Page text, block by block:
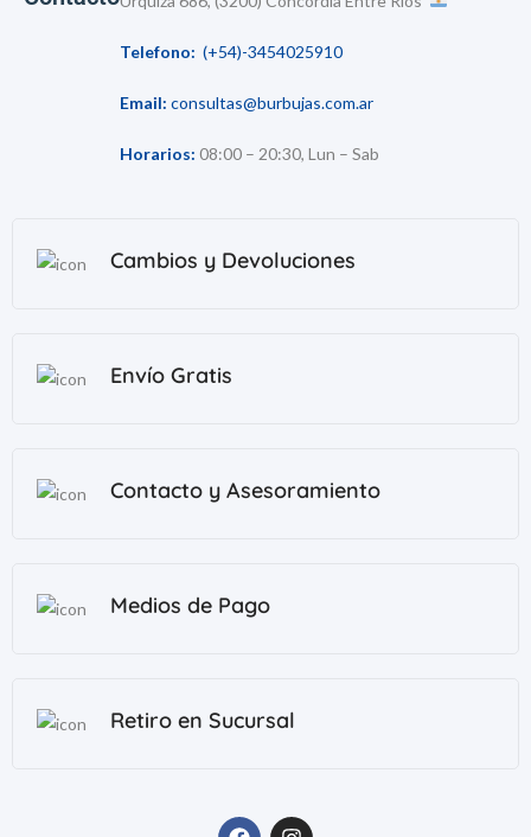
Telefono: (+54)-3454025910
Email: consultas@burbujas.com.ar
Horarios: 08:00 – 20:30, Lun – Sab
Cambios y Devoluciones
Envío Gratis
Contacto y Asesoramiento
Medios de Pago
Retiro en Sucursal